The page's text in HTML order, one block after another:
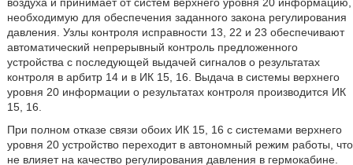
необходимую для обеспечения заданного закона регулирования
давления. Узлы контроля исправности 13, 22 и 23 обеспечивают
автоматический непрерывный контроль предложенного
устройства с последующей выдачей сигналов о результатах
контроля в арбитр 14 и в ИК 15, 16. Выдача в системы верхнего
уровня 20 информации о результатах контроля производится ИК
15, 16.
При полном отказе связи обоих ИК 15, 16 с системами верхнего
уровня 20 устройство переходит в автономный режим работы, что
не влияет на качество регулирования давления в гермокабине.